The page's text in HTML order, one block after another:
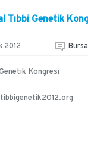
Tıbbi Genetik
2012 Bursa
Kongresi
tibbigenetik2012.org